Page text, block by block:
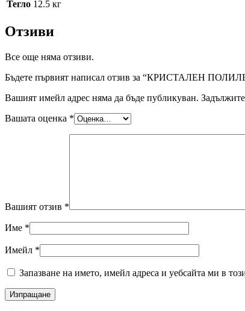
Тегло 12.5 кг
Отзиви
Все още няма отзиви.
Бъдете първият написал отзив за “КРИСТАЛЕН
Вашият имейл адрес няма да бъде публикуван.
Вашата оценка *
Вашият отзив *
Име *
Имейл *
Запазване на името, имейл адреса и уебсайта ми в